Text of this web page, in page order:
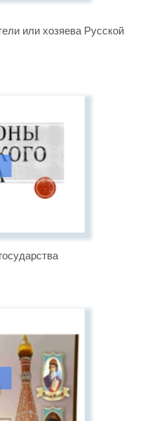
или хозяева Русской